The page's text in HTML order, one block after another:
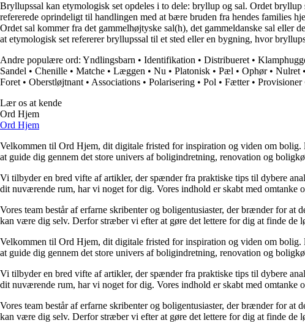
Bryllupssal kan etymologisk set opdeles i to dele: bryllup og sal. Ordet
refererede oprindeligt til handlingen med at bære bruden fra hendes families
Ordet sal kommer fra det gammelhøjtyske sal(h), det gammeldanske sal eller
at etymologisk set refererer bryllupssal til et sted eller en bygning, hvor
Andre populære ord: Yndlingsbarn • Identifikation • Distribueret •
Sandel • Chenille • Matche • Læggen • Nu • Platonisk • Pæl • Ophør• Nulret •
Foret • Oberstløjtnant • Associations • Polarisering • Pol • Fætter• Provisioner
Lær os at kende
Ord Hjem
Ord Hjem
Velkommen til Ord Hjem, dit digitale fristed for inspiration og viden om bolig.
at guide dig gennem det store univers af boligindretning, renovation og
Vi tilbyder en bred vifte af artikler, der spænder fra praktiske tips til dybere
dit nuværende rum, har vi noget for dig. Vores indhold er skabt med omtanke
Vores team består af erfarne skribenter og boligentusiaster, der brænder for at
kan være dig selv. Derfor stræber vi efter at gøre det lettere for dig at finde de
Velkommen til Ord Hjem, dit digitale fristed for inspiration og viden om bolig.
at guide dig gennem det store univers af boligindretning, renovation og
Vi tilbyder en bred vifte af artikler, der spænder fra praktiske tips til dybere
dit nuværende rum, har vi noget for dig. Vores indhold er skabt med omtanke
Vores team består af erfarne skribenter og boligentusiaster, der brænder for at
kan være dig selv. Derfor stræber vi efter at gøre det lettere for dig at finde de